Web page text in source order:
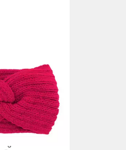
Stirnband
Winter